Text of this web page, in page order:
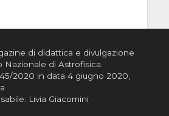
di didattica e divulgazione
Nazionale di Astrofisica
2020 in data 4 giugno 2020,
Livia Giacomini